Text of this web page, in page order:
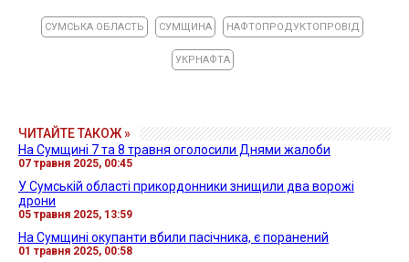
СУМСЬКА ОБЛАСТЬ СУМЩИНА НАФТОПРОДУКТОПРОВІД
УКРНАФТА
ЧИТАЙТЕ ТАКОЖ »
На Сумщині 7 та 8 травня оголосили Днями жалоби
07 травня 2025, 00:45
У Сумській області прикордонники знищили два ворожі
дрони
05 травня 2025, 13:59
На Сумщині окупанти вбили пасічника, є поранений
01 травня 2025, 00:58